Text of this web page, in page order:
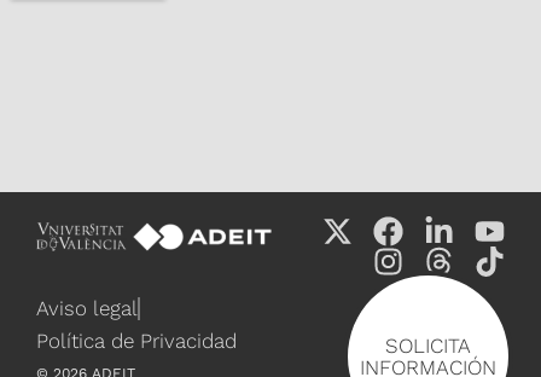
SOLICITA
INFORMACIÓN
Aviso legal
Política de Privacidad
© 2026 ADEIT